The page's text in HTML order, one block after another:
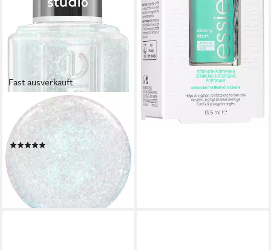
Fast ausverkauft
Nagellack BE THE ALL, mit
natürlichen Inhaltsstoffen
8,99 € UVP 9,99 €
(665,93 €/ 1 l)
-10%
lieferbar - in 2-3 Werktagen bei dir
lieferbar - in 2-3 Werktagen bei dir